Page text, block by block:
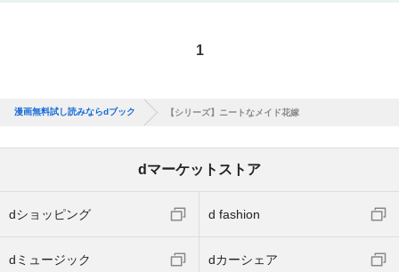
1
漫画無料試し読みならdブック 【シリーズ】ニートなメイド花嫁
dマーケットストア
dショッピング d fashion
dミュージック dカーシェア